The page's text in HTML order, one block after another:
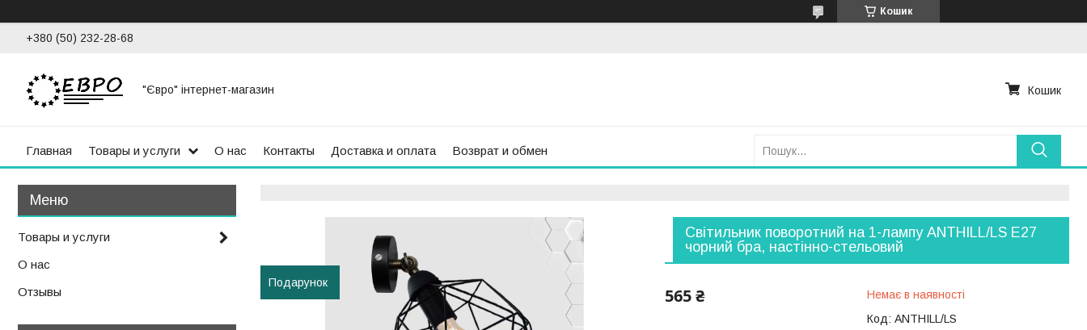
Кошик
+380 (50) 232-28-68
"Євро" інтернет-магазин Кошик
Главная Товары и услуги О нас Контакты Доставка и оплата Возврат и обмен
Подарунок
Світильник поворотний на 1-лампу ANTHILL/LS E27
чорний бра, настінно-стельовий
565 ₴
Немає в наявності
Код: ANTHILL/LS
Товары и услуги
О нас
Отзывы